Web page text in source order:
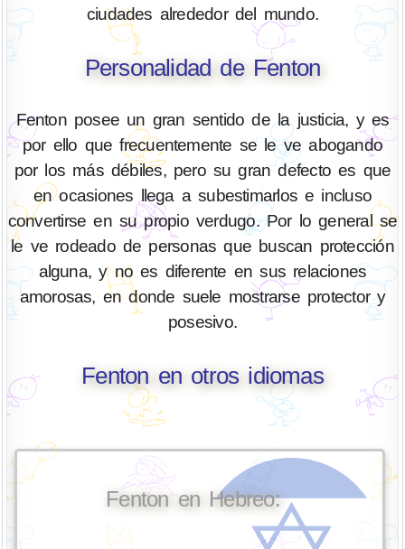
ciudades alrededor del mundo.
Personalidad de Fenton
Fenton posee un gran sentido de la justicia, y es
por ello que frecuentemente se le ve abogando
por los más débiles, pero su gran defecto es que
en ocasiones llega a subestimarlos e incluso
convertirse en su propio verdugo. Por lo general se
le ve rodeado de personas que buscan protección
alguna, y no es diferente en sus relaciones
amorosas, en donde suele mostrarse protector y
posesivo.
Fenton en otros idiomas
Fenton en Hebreo: